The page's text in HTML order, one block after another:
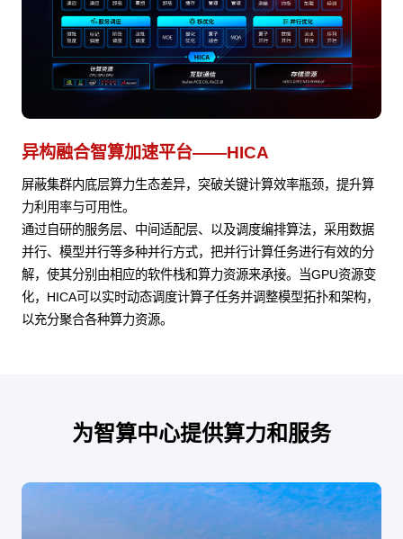
异构融合智算加速平台——HICA
屏蔽集群内底层算力生态差异，突破关键计算效率瓶颈，提升算
力利用率与可用性。
通过自研的服务层、中间适配层、以及调度编排算法，采用数据
并行、模型并行等多种并行方式，把并行计算任务进行有效的分
解，使其分别由相应的软件栈和算力资源来承接。当GPU资源变
化，HICA可以实时动态调度计算子任务并调整模型拓扑和架构，
以充分聚合各种算力资源。
为智算中心提供算力和服务